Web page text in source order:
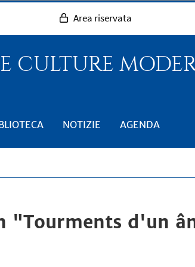
Area riservata
CULTURE
NOTIZIE AGENDA
"Tourments d'un